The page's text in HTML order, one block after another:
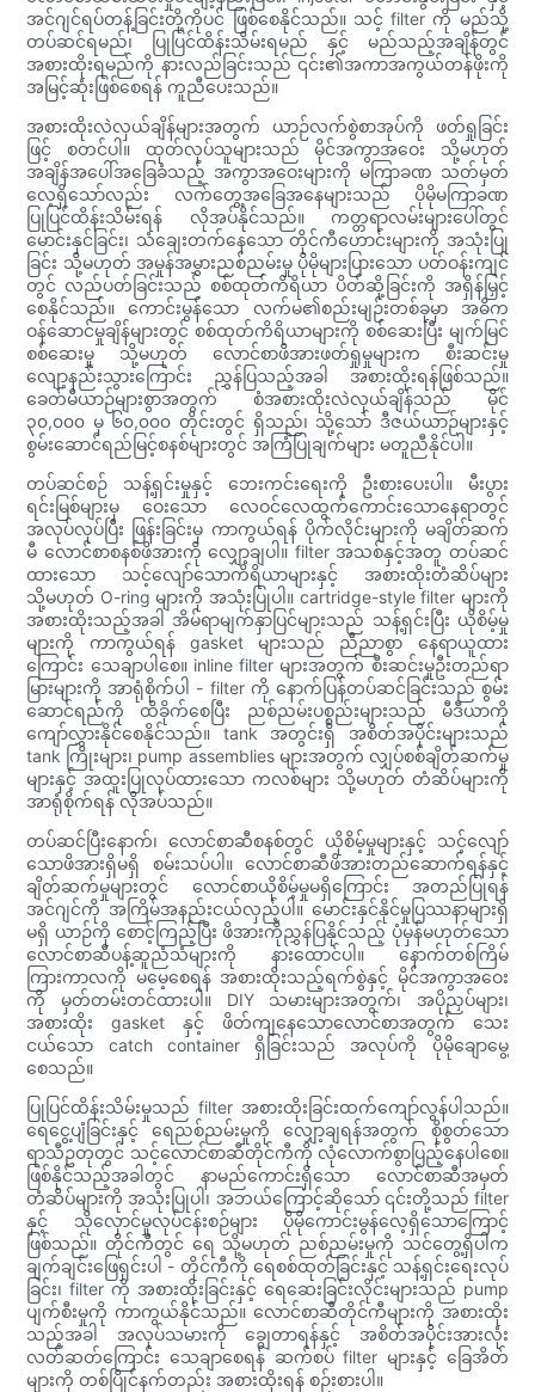
အင်ဂျင်ရပ်တန့်ခြင်းတို့ကိုပင် ဖြစ်စေနိုင်သည်။ သင့် filter ကို မည်သို့
တပ်ဆင်ရမည်၊ ပြုပြင်ထိန်းသိမ်းရမည် နှင့် မည်သည့်အချိန်တွင်
အစားထိုးရမည်ကို နားလည်ခြင်းသည် ၎င်း၏အကာအကွယ်တန်ဖိုးကို
အမြင့်ဆုံးဖြစ်စေရန် ကူညီပေးသည်။
အစားထိုးလဲလှယ်ချိန်များအတွက် ယာဉ်လက်စွဲစာအုပ်ကို ဖတ်ရှုခြင်း
ဖြင့် စတင်ပါ။ ထုတ်လုပ်သူများသည် မိုင်အကွာအဝေး သို့မဟုတ်
အချိန်အပေါ်အခြေခံသည့် အကွာအဝေးများကို မကြာခဏ သတ်မှတ်
လေ့ရှိသော်လည်း လက်တွေ့အခြေအနေများသည် ပိုမိုမကြာခဏ
ပြုပြင်ထိန်းသိမ်းရန် လိုအပ်နိုင်သည်။ ကတ္တရာလမ်းများပေါ်တွင်
မောင်းနှင်ခြင်း၊ သံချေးတက်နေသော တိုင်ကီဟောင်းများကို အသုံးပြု
ခြင်း သို့မဟုတ် အမှုန်အမွှားညစ်ညမ်းမှု ပိုမိုများပြားသော ပတ်ဝန်းကျင်
တွင် လည်ပတ်ခြင်းသည် စစ်ထုတ်ကိရိယာ ပိတ်ဆို့ခြင်းကို အရှိန်မြှင့်
စေနိုင်သည်။ ကောင်းမွန်သော လက်မ၏စည်းမျဉ်းတစ်ခုမှာ အဓိက
ဝန်ဆောင်မှုချိန်များတွင် စစ်ထုတ်ကိရိယာများကို စစ်ဆေးပြီး မျက်မြင်
စစ်ဆေးမှု သို့မဟုတ် လောင်စာဖိအားဖတ်ရှုမှုများက စီးဆင်းမှု
လျော့နည်းသွားကြောင်း ညွှန်ပြသည့်အခါ အစားထိုးရန်ဖြစ်သည်။
ခေတ်မီယာဉ်များစွာအတွက် စံအစားထိုးလဲလှယ်ချိန်သည် မိုင်
၃၀,၀၀၀ မှ ၆၀,၀၀၀ တိုင်းတွင် ရှိသည်၊ သို့သော် ဒီဇယ်ယာဉ်များနှင့်
စွမ်းဆောင်ရည်မြင့်စနစ်များတွင် အကြံပြုချက်များ မတူညီနိုင်ပါ။
တပ်ဆင်စဉ် သန့်ရှင်းမှုနှင့် ဘေးကင်းရေးကို ဦးစားပေးပါ။ မီးပွား
ရင်းမြစ်များမှ ဝေးသော လေဝင်လေထွက်ကောင်းသောနေရာတွင်
အလုပ်လုပ်ပြီး ဖြန်းခြင်းမှ ကာကွယ်ရန် ပိုက်လိုင်းများကို မချိတ်ဆက်
မီ လောင်စာစနစ်ဖိအားကို လျှော့ချပါ။ filter အသစ်နှင့်အတူ တပ်ဆင်
ထားသော သင့်လျော်သောကိရိယာများနှင့် အစားထိုးတံဆိပ်များ
သို့မဟုတ် O-ring များကို အသုံးပြုပါ။ cartridge-style filter များကို
အစားထိုးသည့်အခါ အိမ်ရာမျက်နှာပြင်များသည် သန့်ရှင်းပြီး ယိုစိမ့်မှု
များကို ကာကွယ်ရန် gasket များသည် ညီညာစွာ နေရာယူထား
ကြောင်း သေချာပါစေ။ inline filter များအတွက် စီးဆင်းမှုဦးတည်ရာ
မြားများကို အာရုံစိုက်ပါ - filter ကို နောက်ပြန်တပ်ဆင်ခြင်းသည် စွမ်း
ဆောင်ရည်ကို ထိခိုက်စေပြီး ညစ်ညမ်းပစ္စည်းများသည် မီဒီယာကို
ကျော်လွှားနိုင်စေနိုင်သည်။ tank အတွင်းရှိ အစိတ်အပိုင်းများသည်
tank ကြိုးများ၊ pump assemblies များအတွက် လျှပ်စစ်ချိတ်ဆက်မှု
များနှင့် အထူးပြုလုပ်ထားသော ကလစ်များ သို့မဟုတ် တံဆိပ်များကို
အာရုံစိုက်ရန် လိုအပ်သည်။
တပ်ဆင်ပြီးနောက်၊ လောင်စာဆီစနစ်တွင် ယိုစိမ့်မှုများနှင့် သင့်လျော်
သောဖိအားရှိမရှိ စမ်းသပ်ပါ။ လောင်စာဆီဖိအားတည်ဆောက်ရန်နှင့်
ချိတ်ဆက်မှုများတွင် လောင်စာယိုစိမ့်မှုမရှိကြောင်း အတည်ပြုရန်
အင်ဂျင်ကို အကြိမ်အနည်းငယ်လှည့်ပါ။ မောင်းနှင်နိုင်မှုပြဿနာများရှိ
မရှိ ယာဉ်ကို စောင့်ကြည့်ပြီး ဖိအားကိုညွှန်ပြနိုင်သည့် ပုံမှန်မဟုတ်သော
လောင်စာဆီပန့်ဆူညံသံများကို နားထောင်ပါ။ နောက်တစ်ကြိမ်
ကြားကာလကို မမေ့စေရန် အစားထိုးသည့်ရက်စွဲနှင့် မိုင်အကွာအဝေး
ကို မှတ်တမ်းတင်ထားပါ။ DIY သမားများအတွက်၊ အပိုညှပ်များ၊
အစားထိုး gasket နှင့် ဖိတ်ကျနေသောလောင်စာအတွက် သေး
ငယ်သော catch container ရှိခြင်းသည် အလုပ်ကို ပိုမိုချောမွေ့
စေသည်။
ပြုပြင်ထိန်းသိမ်းမှုသည် filter အစားထိုးခြင်းထက်ကျော်လွန်ပါသည်။
ရေငွေ့ပျံခြင်းနှင့် ရေညစ်ညမ်းမှုကို လျှော့ချရန်အတွက် စိုစွတ်သော
ရာသီဥတုတွင် သင့်လောင်စာဆီတိုင်ကီကို လုံလောက်စွာပြည့်နေပါစေ။
ဖြစ်နိုင်သည့်အခါတွင် နာမည်ကောင်းရှိသော လောင်စာဆီအမှတ်
တံဆိပ်များကို အသုံးပြုပါ၊ အဘယ်ကြောင့်ဆိုသော် ၎င်းတို့သည် filter
နှင့် သိုလှောင်မှုလုပ်ငန်းစဉ်များ ပိုမိုကောင်းမွန်လေ့ရှိသောကြောင့်
ဖြစ်သည်။ တိုင်ကီတွင် ရေ သို့မဟုတ် ညစ်ညမ်းမှုကို သင်တွေ့ရှိပါက
ချက်ချင်းဖြေရှင်းပါ - တိုင်ကီကို ရေစစ်ထုတ်ခြင်းနှင့် သန့်ရှင်းရေးလုပ်
ခြင်း၊ filter ကို အစားထိုးခြင်းနှင့် ရေဆေးခြင်းလိုင်းများသည် pump
ပျက်စီးမှုကို ကာကွယ်နိုင်သည်။ လောင်စာဆီတိုင်ကီများကို အစားထိုး
သည့်အခါ အလုပ်သမားကို ချွေတာရန်နှင့် အစိတ်အပိုင်းအားလုံး
လတ်ဆတ်ကြောင်း သေချာစေရန် ဆက်စပ် filter များနှင့် ခြေအိတ်
များကို တစ်ပြိုင်နက်တည်း အစားထိုးရန် စဉ်းစားပါ။